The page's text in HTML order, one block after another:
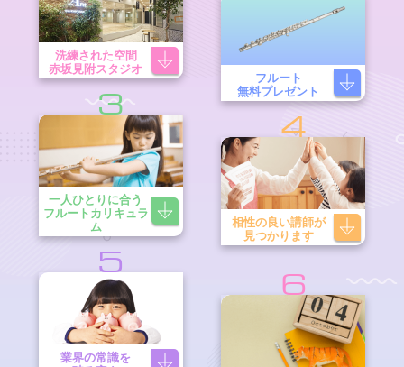
洗練された空間
赤坂見附スタジオ
フルート
無料プレゼント
3
一人ひとりに合う
フルートカリキュラ
ム
4
相性の良い講師が
見つかります
5
業界の常識を
6